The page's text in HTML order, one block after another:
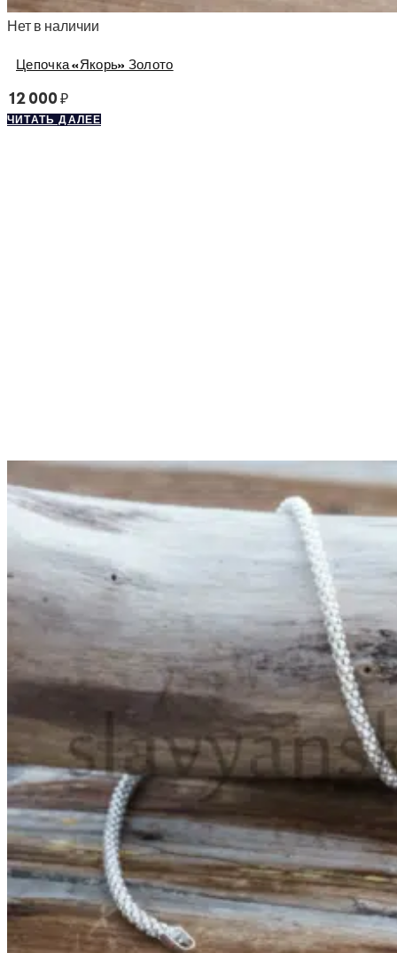
Нет в наличии
Цепочка «Якорь» Золото
12 000₽
ЧИТАТЬ ДАЛЕЕ